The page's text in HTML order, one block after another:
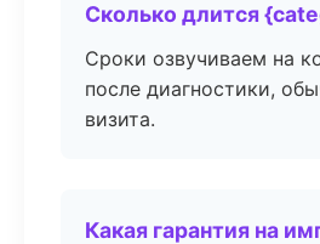
Сколько длится
Сроки озвучиваем на
после диагностики,
визита.
Какая гарантия на